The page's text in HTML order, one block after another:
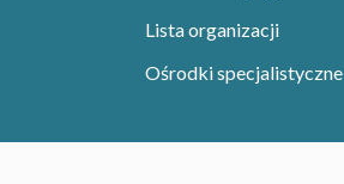
Lista organizacji
Ośrodki specjalistyczne